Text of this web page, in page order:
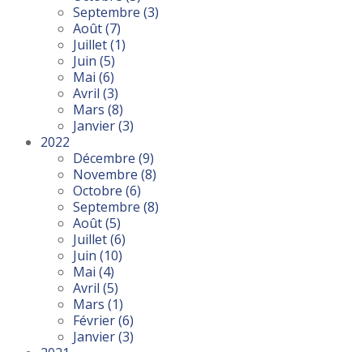
Septembre (3)
Août(7)
Juillet(1)
Juin (5)
Mai (6)
Avril (3)
Mars (8)
Janvier(3)
2022
Décembre (9)
Novembre (8)
Octobre (6)
Septembre (8)
Août(5)
Juillet(6)
Juin (10)
Mai (4)
Avril (5)
Mars (1)
Février(6)
Janvier(3)